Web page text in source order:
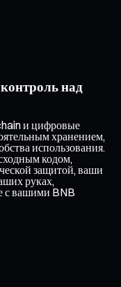
над
и цифровые
хранением,
использования.
кодом,
защитой, ваши
руках,
с вашими BNB